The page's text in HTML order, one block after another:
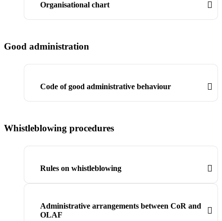
Organisational chart
Good administration
Code of good administrative behaviour
Whistleblowing procedures
Rules on whistleblowing
Administrative arrangements between CoR and
OLAF